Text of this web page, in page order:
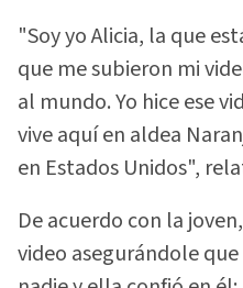
"Soy yo Alicia, la que
que me subieron mi
al mundo. Yo hice ese
vive aquí en aldea
en Estados Unidos",
De acuerdo con la
video asegurándole